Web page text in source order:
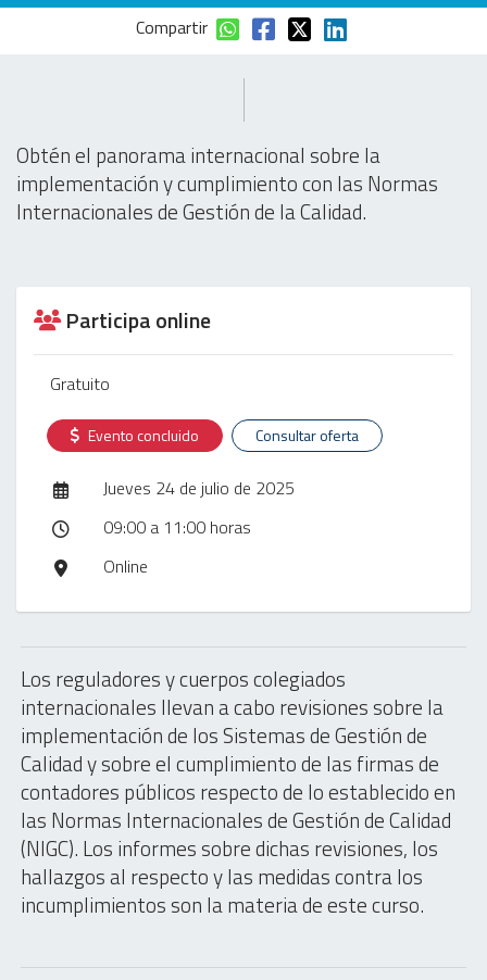
Compartir
Obtén el panorama internacional sobre la
implementación y cumplimiento con las Normas
Internacionales de Gestión de la Calidad.
Los reguladores y cuerpos colegiados
internacionales llevan a cabo revisiones sobre la
implementación de los Sistemas de Gestión de
Calidad y sobre el cumplimiento de las firmas de
contadores públicos respecto de lo establecido en
las Normas Internacionales de Gestión de Calidad
(NIGC). Los informes sobre dichas revisiones, los
hallazgos al respecto y las medidas contra los
incumplimientos son la materia de este curso.
Participa online
Gratuito
Evento concluido Consultar oferta
Jueves 24 de julio de 2025
09:00 a 11:00 horas
Online